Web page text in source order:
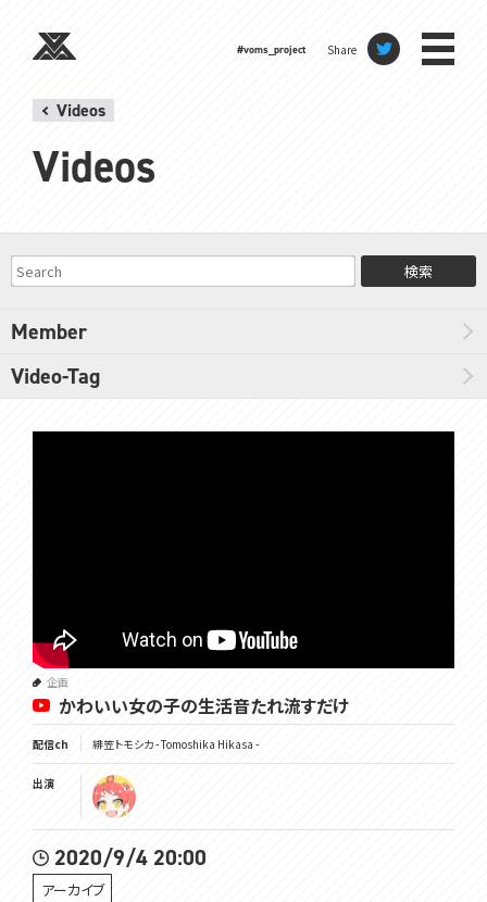
#voms_project Share
Videos
Videos
検索
Member
Video-Tag
企画
かわいい女の子の生活音たれ流すだけ
配信ch 緋笠トモシカ - Tomoshika Hikasa -
出演
2020/9/4 20:00
アーカイブ